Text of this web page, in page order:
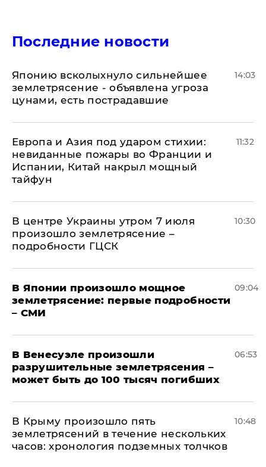
Последние новости
Японию всколыхнуло сильнейшее
землетрясение - объявлена угроза
цунами, есть пострадавшие
14:03
Европа и Азия под ударом стихии:
невиданные пожары во Франции и
Испании, Китай накрыл мощный
тайфун
11:32
В центре Украины утром 7 июля
произошло землетрясение –
подробности ГЦСК
10:30
В Японии произошло мощное
землетрясение: первые подробности
– СМИ
09:04
В Венесуэле произошли
разрушительные землетрясения –
может быть до 100 тысяч погибших
06:53
В Крыму произошло пять
землетрясений в течение нескольких
часов: хронология подземных толчков
10:48